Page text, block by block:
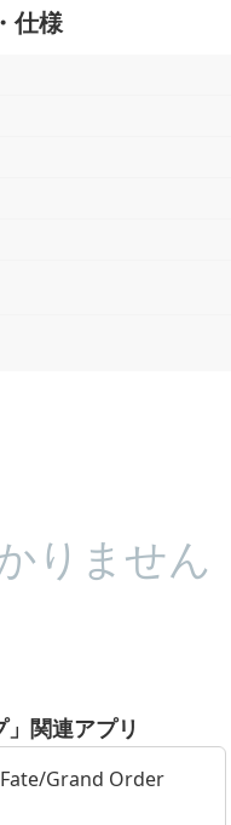
仕様
りません
」関連アプリ
Fate/Grand Order